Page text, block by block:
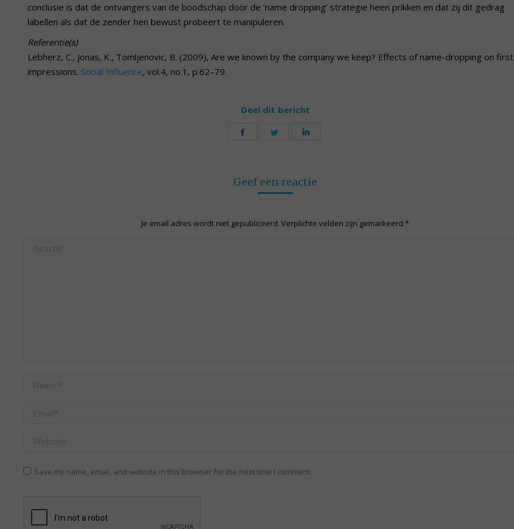
conclusie is dat de ontvangers van de boodschap door de ‘name dropping’ strategie heen prikken en dat zij dit gedrag
labellen als dat de zender hen bewust probeert te manipuleren.
Referentie(s)
Lebherz, C., Jonas, K., Tomljenovic, B. (2009), Are we known by the company we keep? Effects of name-dropping on first
impressions. Social Influence, vol.4, no.1, p.62–79.
Deel dit bericht
Share
Share
Geef een reactie
Je email adres wordt niet gepubliceerd. Verplichte velden zijn gemarkeerd*
Reactie
Naam *
Email *
Website
Save my name, email, and website in this browser for the next time I comment.